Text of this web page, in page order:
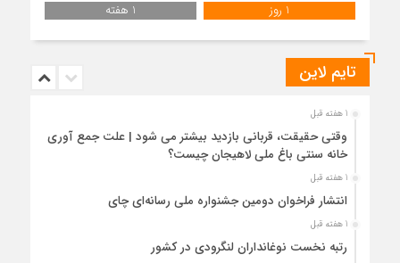
1 روز 1 هفته
تایم لاین
1 هفته قبل
وقتی حقیقت، قربانی بازدید بیشتر می شود | علت جمع آوری
خانه سنتی باغ ملی لاهیجان چیست؟
1 هفته قبل
انتشار فراخوان دومین جشنواره ملی رسانه‌ای چای
1 هفته قبل
رتبه نخست نوغانداران لنگرودی در کشور